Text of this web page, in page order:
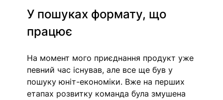
У пошуках формату, що
працює
На момент мого приєднання продукт уже
певний час існував, але все ще був у
пошуку юніт-економіки. Вже на перших
етапах розвитку команда була змушена